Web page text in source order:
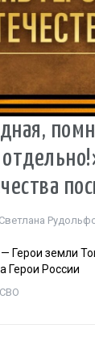
Светлана
Герои земли
Герои России
СВО